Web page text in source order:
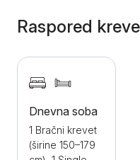
kabinom. Za sve goste
besplatno parking
laganim hodom se
uživati na ovom
Raspored
Dnevna soba
1 Bračni krevet
(širine 150–179